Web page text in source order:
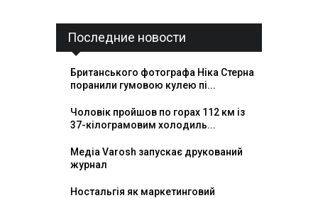
Последние новости
Британського фотографа Ніка Стерна
поранили гумовою кулею пі...
Чоловік пройшов по горах 112 км із
37-кілограмовим холодиль...
Медіа Varosh запускає друкований
журнал
Ностальгія як маркетинговий